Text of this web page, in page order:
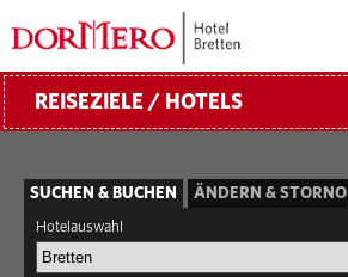
REISEZIELE / HOTELS
SUCHEN & BUCHEN ÄNDERN & STORNO
Hotelauswahl